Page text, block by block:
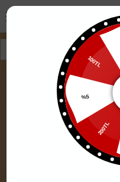
200TL
%5
100TL